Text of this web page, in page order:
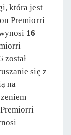
która jest
Premiorri
16
został
się z
na